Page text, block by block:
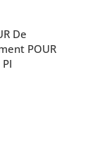
De
POUR
PI